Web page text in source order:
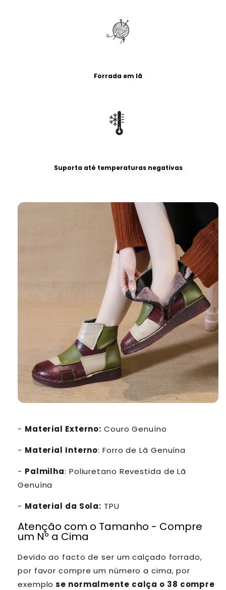
Forrada em lã
Suporta até temperaturas negativas
- Material Externo: Couro Genuíno
- Material Interno: Forro de Lã Genuína
- Palmilha: Poliuretano Revestida de Lã
Genuína
- Material da Sola: TPU
Atenção com o Tamanho - Compre
um Nº a Cima
Devido ao facto de ser um calçado forrado,
por favor compre um número a cima, por
exemplo se normalmente calça o 38 compre